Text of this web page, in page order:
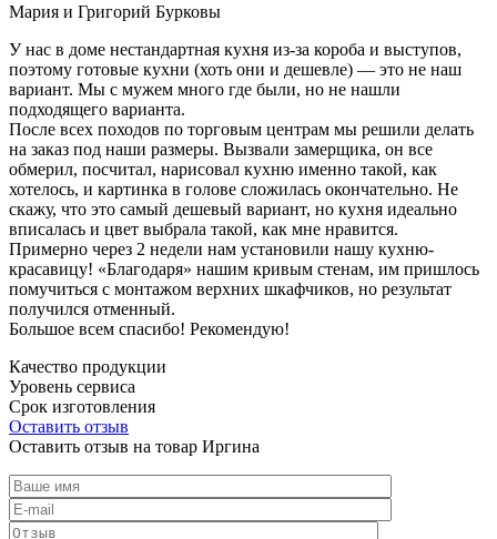
Мария и Григорий Бурковы
У нас в доме нестандартная кухня из-за короба и выступов,
поэтому готовые кухни (хоть они и дешевле) — это не наш
вариант. Мы с мужем много где были, но не нашли
подходящего варианта.
После всех походов по торговым центрам мы решили делать
на заказ под наши размеры. Вызвали замерщика, он все
обмерил, посчитал, нарисовал кухню именно такой, как
хотелось, и картинка в голове сложилась окончательно. Не
скажу, что это самый дешевый вариант, но кухня идеально
вписалась и цвет выбрала такой, как мне нравится.
Примерно через 2 недели нам установили нашу кухню-
красавицу! «Благодаря» нашим кривым стенам, им пришлось
помучиться с монтажом верхних шкафчиков, но результат
получился отменный.
Большое всем спасибо! Рекомендую!
Качество продукции
Уровень сервиса
Срок изготовления
Оставить отзыв
Оставить отзыв на товар Иргина